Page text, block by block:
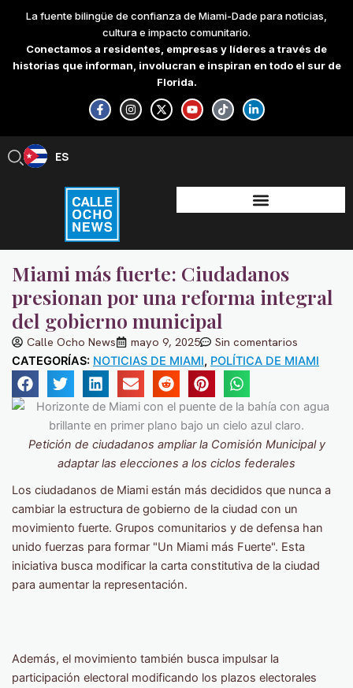
content
La fuente bilingüe de confianza de Miami-Dade para noticias,
cultura e impacto comunitario.
Conectamos a residentes, empresas y líderes a través de
historias que informan, involucran e inspiran en todo el sur de
Florida.
F
a
c
e
-
f
I
n
s
t
X
-
t
w
Y
o
u
t
T
i
k
t
L
i
n
k
-
i
n
ES
EN
Miami más fuerte: Ciudadanos
presionan por una reforma integral
del gobierno municipal
Calle Ocho News mayo 9, 2025 Sin comentarios
CATEGORÍAS: NOTICIAS DE MIAMI, POLÍTICA DE MIAMI
Petición de ciudadanos ampliar la Comisión Municipal y
adaptar las elecciones a los ciclos federales
Los ciudadanos de Miami están más decididos que nunca a
cambiar la estructura de gobierno de la ciudad con un
movimiento fuerte. Grupos comunitarios y de defensa han
unido fuerzas para formar "Un Miami más Fuerte". Esta
iniciativa busca modificar la carta constitutiva de la ciudad
para aumentar la representación.
Además, el movimiento también busca impulsar la
participación electoral modificando los plazos electorales